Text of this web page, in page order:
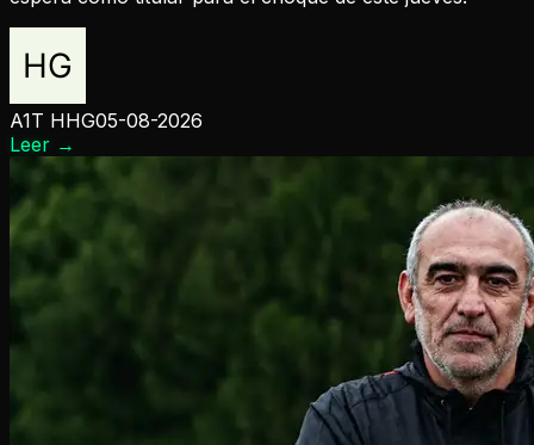
A1T HHG05-08-2026
Leer →